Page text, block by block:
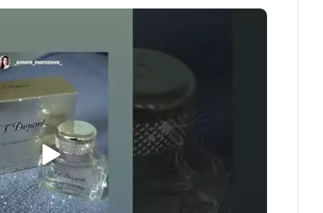
Парфюмерная вода 30 мл